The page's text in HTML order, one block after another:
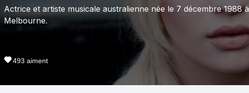
Actrice et artiste musicale australienne née le 7 décembre 1988 à
Melbourne.
493 aiment